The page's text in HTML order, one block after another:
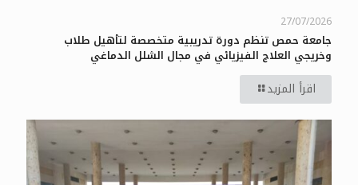
27/07/2026
جامعة حمص تنظم دورة تدريبية متخصصة لتأهيل طلاب
وخريجي العلاج الفيزيائي في مجال الشلل الدماغي
اقرأ المزيد